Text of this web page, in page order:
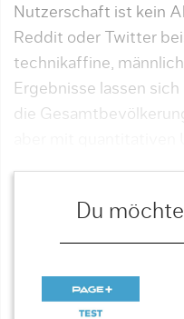
Nutzerschaft ist kein
Reddit oder Twitter
technikaffine,
Ergebnisse lassen
die
Du